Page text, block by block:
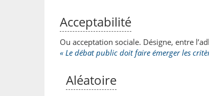
Acceptabilité
Ou acceptation sociale. Désigne, entre
« Le débat public doit faire émerger les
Aléatoire